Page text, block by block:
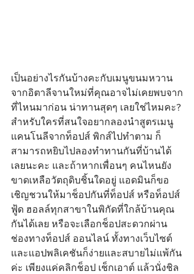
เป็นอย่างไรกันบ้างคะกับเมนูขนมหวาน
จากอิตาลีจานใหม่ที่คุณอาจไม่เคยพบจาก
ที่ไหนมาก่อน น่าทานสุดๆ เลยใช่ไหมคะ?
สำหรับใครที่สนใจอยากลองนำสูตรเมนู
แคนโนลีจากท็อปส์ พิกส์ไปทำตาม ก็
สามารถหยิบไปลองทำทานกันที่บ้านได้
เลยนะคะ และถ้าหากเพื่อนๆ คนไหนยัง
ขาดเหลือวัตถุดิบชิ้นใดอยู่ แอดมินก็ขอ
เชิญชวนให้มาช็อปกันที่ท็อปส์ หรือท็อปส์
ฟู้ด ฮอลล์ทุกสาขาในพิกัดที่ใกล้บ้านคุณ
กันได้เลย หรือจะเลือกช็อปสะดวกผ่าน
ช่องทางท็อปส์ ออนไลน์ ทั้งทางเว็บไซต์
และแอปพลิเคชันก็ง่ายและสบายไม่แพ้กัน
ค่ะ เพียงแค่คลิกช็อป เช็กเอาต์ แล้วนั่งชิล